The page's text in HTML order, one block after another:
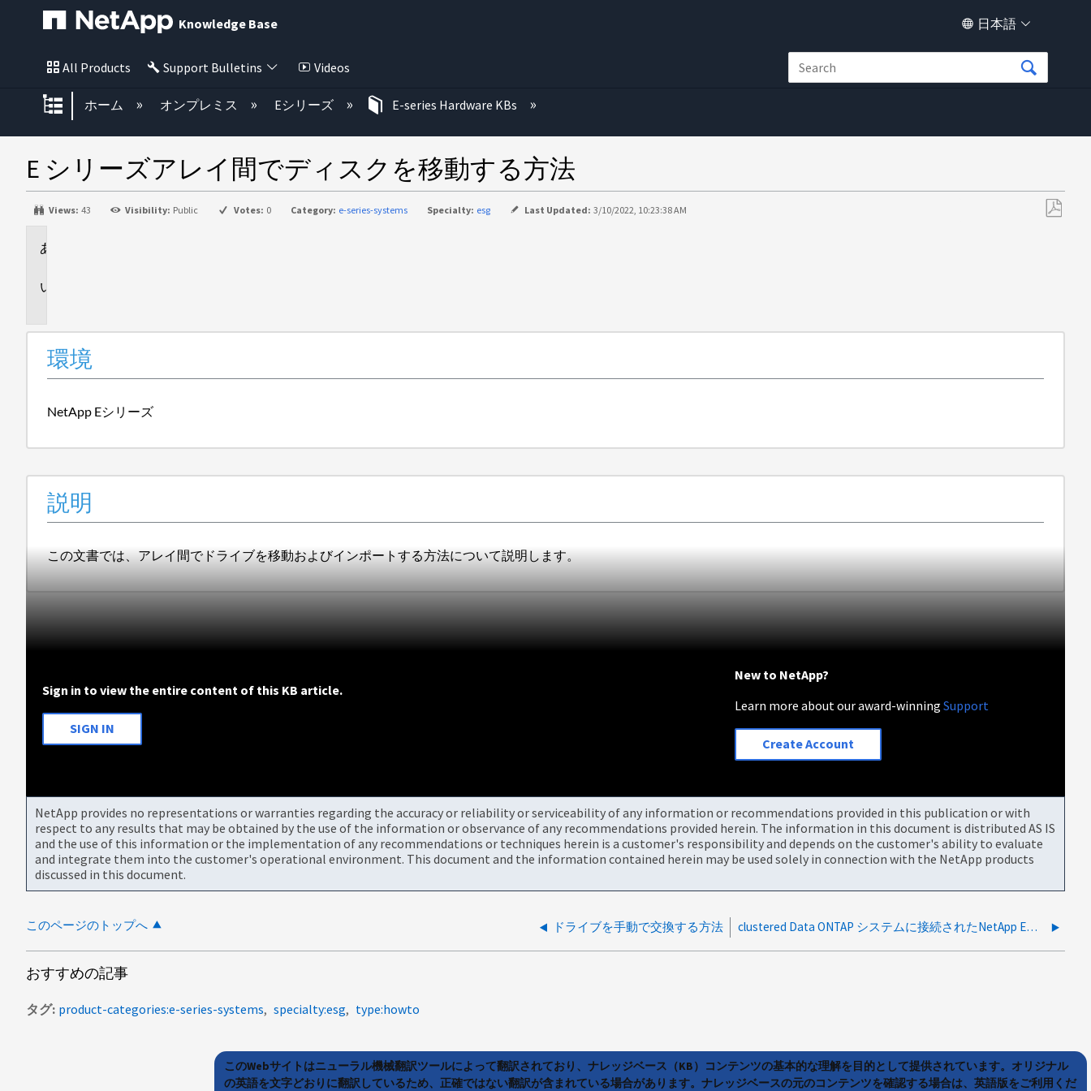
Knowledge Base 日本語
All Products Support Bulletins Videos
グローバル階層を展開/折りたたむ
ホーム オンプレミス Eシリーズ E-series Hardware KBs
E シリーズアレイ間でディスクを移動する方法
Views: 43 Visibility: Public Votes: 0 Category: e-series-systems Specialty: esg Last Updated: 3/10/2022, 10:23:38 AM
環境
NetApp Eシリーズ
説明
この文書では、アレイ間でドライブを移動およびインポートする方法について説明します。
Sign in to view the entire content of this KB article.
SIGN IN
New to NetApp?
Learn more about our award-winningSupport
Create Account
NetApp provides no representations or warranties regarding the accuracy or reliability or serviceability of any information or recommendations provided in this publication or with
respect to any results that may be obtained by the use of the information or observance of any recommendations provided herein. The information in this document is distributed AS IS
and the use of this information or the implementation of any recommendations or techniques herein is a customer's responsibility and depends on the customer's ability to evaluate
and integrate them into the customer's operational environment. This document and the information contained herein may be used solely in connection with the NetApp products
discussed in this document.
このページのトップへ ドライブを手動で交換する方法 clustered Data ONTAP システムに接続されたNetApp Eシリーズアレイで、アクティブ/パッシブフェイルオーバーモードとALUAフェイルオーバーモードを無停止で切り替える方法
おすすめの記事
タグ product-categories:e-series-systems specialty:esg type:howto
このWebサイトはニューラル機械翻訳ツールによって翻訳されており、ナレッジベース（KB）コンテンツの基本的な理解を目的として提供されています。オリジナル
の英語を文字どおりに翻訳しているため、正確ではない翻訳が含まれている場合があります。ナレッジベースの元のコンテンツを確認する場合は、英語版をご利用くだ